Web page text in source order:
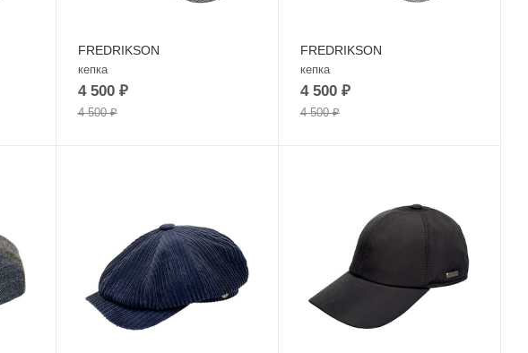
FREDRIKSON
кепка
4 500₽
4 500₽
FREDRIKSON
кепка
4 500₽
4 500₽